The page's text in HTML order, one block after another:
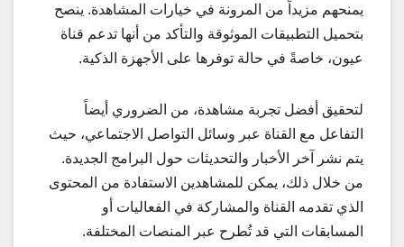
يمنحهم مزيداً من المرونة في خيارات المشاهدة. ينصح
بتحميل التطبيقات الموثوقة والتأكد من أنها تدعم قناة
عيون، خاصةً في حالة توفرها على الأجهزة الذكية.
لتحقيق أفضل تجربة مشاهدة، من الضروري أيضاً
التفاعل مع القناة عبر وسائل التواصل الاجتماعي، حيث
يتم نشر آخر الأخبار والتحديثات حول البرامج الجديدة.
من خلال ذلك، يمكن للمشاهدين الاستفادة من المحتوى
الذي تقدمه القناة والمشاركة في الفعاليات أو
المسابقات التي قد تُطرح عبر المنصات المختلفة.